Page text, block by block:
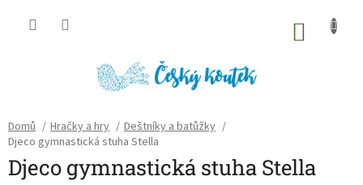
Domů / Hračky a hry / Deštníky a batůžky /
Djeco gymnastická stuha Stella
Djeco gymnastická stuha Stella